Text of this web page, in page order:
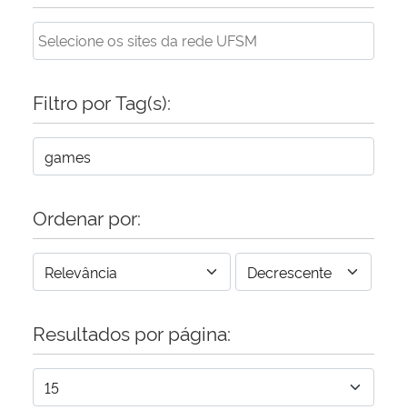
Filtro por Tag(s):
Ordenar por:
Resultados por página: